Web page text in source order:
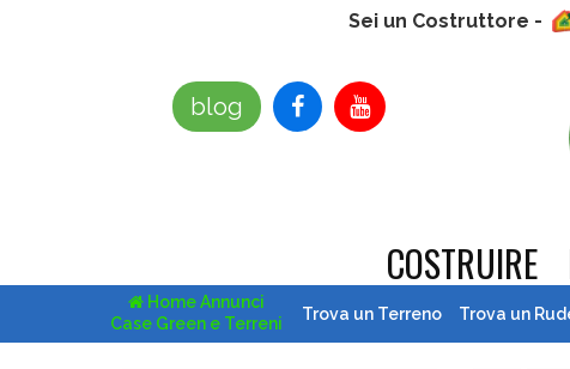
Sei un Costruttore -
blog
COSTRUIRE
Home Annunci
Case Green e Terreni
Trova un Terreno Trova un